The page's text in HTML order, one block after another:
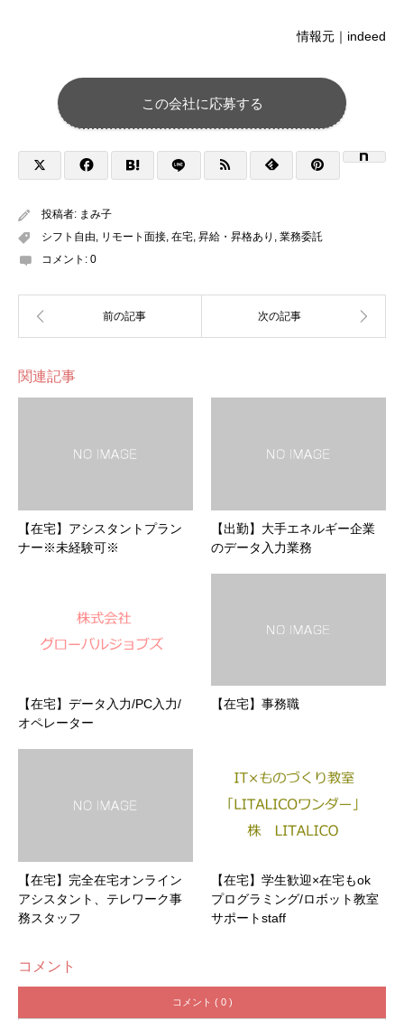
情報元｜indeed
この会社に応募する
投稿者: まみ子
シフト自由, リモート面接, 在宅, 昇給・昇格あり , 業務委託
コメント: 0
関連記事
【在宅】アシスタントプラン
ナー※未経験可※
【出勤】大手エネルギー企業
のデータ入力業務
【在宅】データ入力/PC入力/
オペレーター
【在宅】事務職
【在宅】完全在宅オンライン
アシスタント、テレワーク事
務スタッフ
【在宅】学生歓迎×在宅もok
プログラミング/ロボット教室
サポートstaff
コメント
コメント ( 0 )